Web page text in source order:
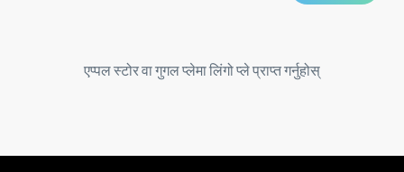
एप्पल स्टोर वा गुगल प्लेमा लिंगो प्ले प्राप्त गर्नुहोस्